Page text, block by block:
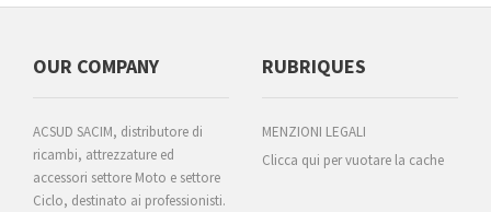
OUR COMPANY
ACSUD SACIM, distributore di
ricambi, attrezzature ed
accessori settore Moto e settore
Ciclo, destinato ai professionisti.
RUBRIQUES
MENZIONI LEGALI
Clicca qui per vuotare la cache